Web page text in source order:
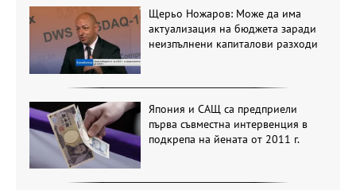
Щерьо Ножаров: Може да има
актуализация на бюджета заради
неизпълнени капиталови разходи
Япония и САЩ са предприели
първа съвместна интервенция в
подкрепа на йената от 2011 г.